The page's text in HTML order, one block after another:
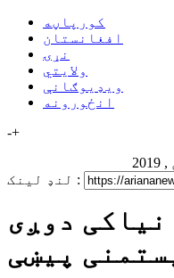
کورپاڼه
افغانستان
نړۍ
ولایتي
ویډیوګانې
انځورونه
-+
لنډ لینک :
دوږی
پیښی